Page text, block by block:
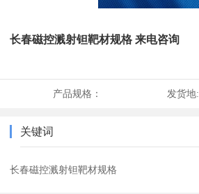
长春磁控溅射钽靶材规格 来电咨询
产品规格： 发货地:
关键词
长春磁控溅射钽靶材规格